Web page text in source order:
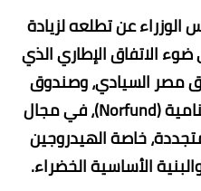
الوزراء عن تطلعه لزيادة
الاتفاق الإطاري الذي
مصر السيادي، وصندوق
الاستثمار النرويجي للدول النامية (Norfund)، في مجال
خاصة الهيدروجين
الأساسية الخضراء.